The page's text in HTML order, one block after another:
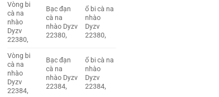
Vòng bi
cà na
nhào
Dyzv
22380,
Bạc đạn
cà na
nhào Dyzv
22380,
ổ bi cà na
nhào
Dyzv
22380,
Vòng bi
cà na
nhào
Dyzv
22384,
Bạc đạn
cà na
nhào Dyzv
22384,
ổ bi cà na
nhào
Dyzv
22384,